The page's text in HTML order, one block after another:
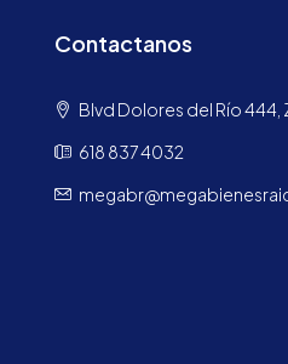
Contactanos
Blvd Dolores del Río
618 837 4032